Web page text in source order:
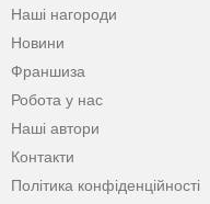
Наші нагороди
Новини
Франшиза
Робота у нас
Наші автори
Контакти
Політика конфіденційності